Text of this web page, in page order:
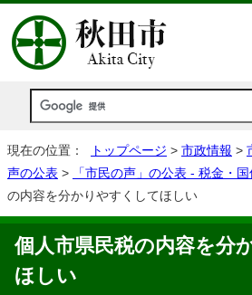
現在の位置： トップページ > 市政情報 >
声の公表 > 「市民の声」の公表 - 税金・
の内容を分かりやすくしてほしい
個人市県民税の内容を分
ほしい